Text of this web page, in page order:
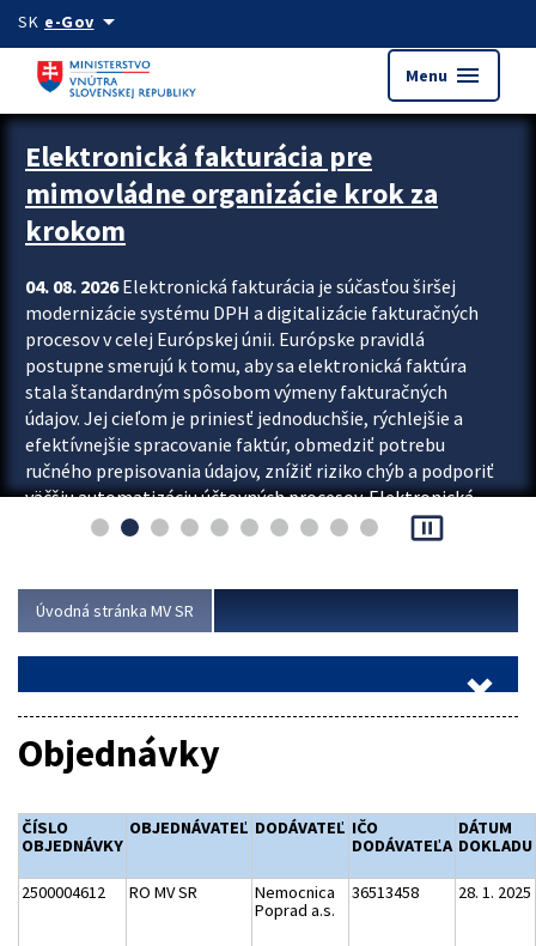
Preskocit na hlavný obsah
SK e-Govarrow_drop_down
Menu menu
Zastavit automatický posun upútavok
Elektronická fakturácia pre
mimovládne organizácie krok za
krokom
04. 08. 2026Elektronická fakturácia je súčasťou širšej
modernizácie systému DPH a digitalizácie fakturačných
procesov v celej Európskej únii. Európske pravidlá
postupne smerujú k tomu, aby sa elektronická faktúra
stala štandardným spôsobom výmeny fakturačných
údajov. Jej cieľom je priniesť jednoduchšie, rýchlejšie a
efektívnejšie spracovanie faktúr, obmedziť potrebu
ručného prepisovania údajov, znížiť riziko chýb a podporiť
väčšiu automatizáciu účtovných procesov. Elektronická
fakturácia preto nepredstavuje...
pause_presentation
Úvodná stránka MV SR
Objednávky
ČÍSLO
OBJEDNÁVKY
OBJEDNÁVATEĽ DODÁVATEĽ IČO
DODÁVATEĽA
DÁTUM
DOKLADU
2500004612 RO MV SR
Nemocnica
Poprad a.s.
36513458 28. 1. 2025